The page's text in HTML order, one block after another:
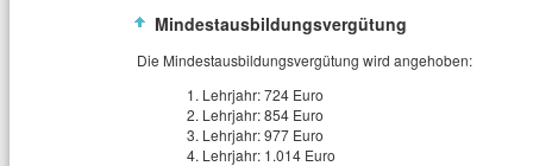
Mindestausbildungsvergütung
Die Mindestausbildungsvergütung wird angehoben:
Lehrjahr: 724 Euro
Lehrjahr: 854 Euro
Lehrjahr: 977 Euro
Lehrjahr: 1.014 Euro